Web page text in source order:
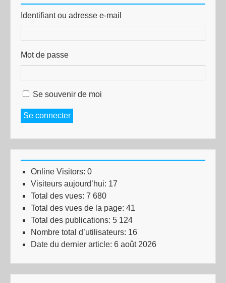
Identifiant ou adresse e-mail
Mot de passe
Se souvenir de moi
Se connecter
Online Visitors: 0
Visiteurs aujourd’hui: 17
Total des vues: 7 680
Total des vues de la page: 41
Total des publications: 5 124
Nombre total d’utilisateurs: 16
Date du dernier article: 6 août 2026